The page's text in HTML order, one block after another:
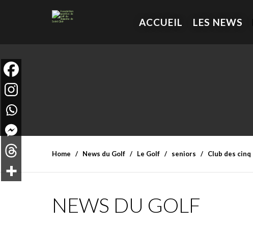
ACCUEIL LES NEWS
Home News du Golf Le Golf seniors Club des cinq
NEWS DU GOLF